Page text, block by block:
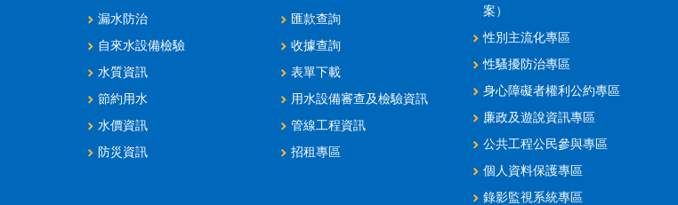
漏水防治
自來水設備檢驗
水質資訊
節約用水
水價資訊
防災資訊
匯款查詢
收據查詢
表單下載
用水設備審查及檢驗資訊
管線工程資訊
招租專區
案）
性別主流化專區
性騷擾防治專區
身心障礙者權利公約專區
廉政及遊說資訊專區
公共工程公民參與專區
個人資料保護專區
錄影監視系統專區